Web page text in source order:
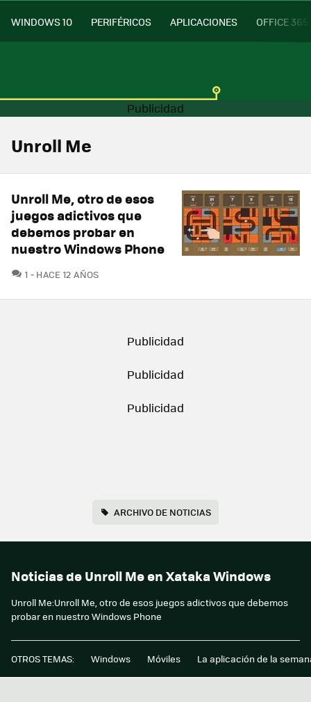
WINDOWS 10 PERIFÉRICOS APLICACIONES OFFICE 365
Unroll Me
Unroll Me, otro de esos
juegos adictivos que
debemos probar en
nuestro Windows Phone
1 COMENTARIOS
HACE 12 AÑOS
ARCHIVO DE NOTICIAS
Noticias de Unroll Me en Xataka Windows
Unroll Me:Unroll Me, otro de esos juegos adictivos que debemos
probar en nuestro Windows Phone
OTROS TEMAS: Windows Móviles La aplicación de la